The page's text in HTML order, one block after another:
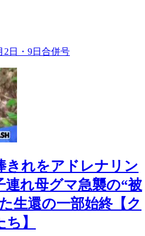
2日・9日合併号
きれをアドレナリン
連れ母グマ急襲の“被
生還の一部始終【ク
】